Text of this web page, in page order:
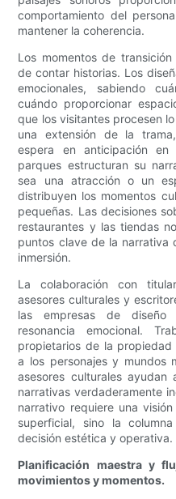
comportamiento del
mantener la coherencia.
Los momentos de
de contar historias. Los
emocionales, sabiendo
cuándo proporcionar
que los visitantes procesen
una extensión de la
espera en anticipación en
parques estructuran su
sea una atracción o un
distribuyen los momentos
pequeñas. Las decisiones
restaurantes y las tiendas
puntos clave de la narrativa
inmersión.
La colaboración con
asesores culturales y
las empresas de
resonancia emocional.
propietarios de la
a los personajes y mundos
asesores culturales
narrativas verdaderamente
narrativo requiere una
superficial, sino la
decisión estética y operativa.
Planificación maestra y
movimientos y momentos.